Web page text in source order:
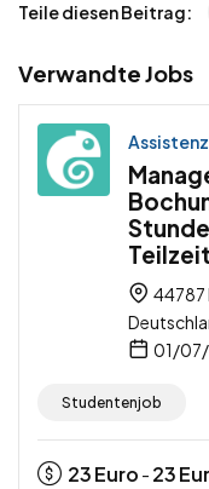
Teile diesen Beitrag:
Verwandte Jobs
44787
01/
Studentenjob
23Euro - 23